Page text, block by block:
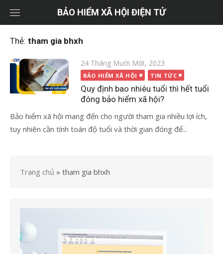
dung
BẢO HIỂM XÃ HỘI ĐIỆN TỬ
Thẻ: tham gia bhxh
Đăng
vào
24 Tháng Mười Một, 2023
BẢO HIỂM XÃ HỘI TIN TỨC
Quy định bao nhiêu tuổi thì hết tuổi
đóng bảo hiểm xã hội?
Bảo hiểm xã hội mang đến cho người tham gia nhiều lợi ích,
tuy nhiên cần tính toán độ tuổi và thời gian đóng để...
Trang chủ » tham gia bhxh